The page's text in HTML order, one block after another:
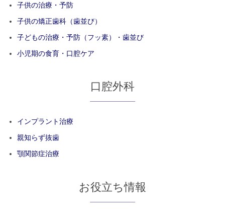
子供の治療・予防
子供の矯正歯科（歯並び）
子どもの治療・予防（フッ素）・歯並び
小児期の食育・口腔ケア
口腔外科
インプラント治療
親知らず抜歯
顎関節症治療
お役立ち情報